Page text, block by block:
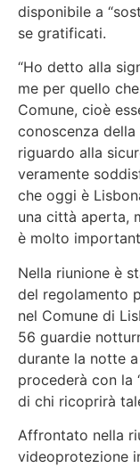
disponibile a
se gratificati.
“Ho detto alla
me per quello
Comune, cioè
conoscenza
riguardo alla
veramente
che oggi è
una città aperta,
è molto
Nella riunione è
del regolamento
nel Comune di
56 guardie
durante la notte a
procederà con la
di chi ricoprirà
Affrontato nella
videoprotezione